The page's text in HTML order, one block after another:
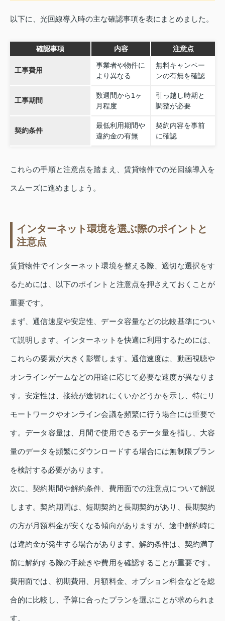
以下に、光回線導入時の主な確認事項を表にまとめました。
確認事項 内容 注意点
工事費用
事業者や物件に
より異なる
無料キャンペー
ンの有無を確認
工事期間
数週間から1ヶ
月程度
引っ越し時期と
調整が必要
契約条件
最低利用期間や
違約金の有無
契約内容を事前
に確認
これらの手順と注意点を踏まえ、賃貸物件での光回線導入を
スムーズに進めましょう。
インターネット環境を選ぶ際のポイントと
注意点
賃貸物件でインターネット環境を整える際、適切な選択をす
るためには、以下のポイントと注意点を押さえておくことが
重要です。
まず、通信速度や安定性、データ容量などの比較基準につい
て説明します。インターネットを快適に利用するためには、
これらの要素が大きく影響します。通信速度は、動画視聴や
オンラインゲームなどの用途に応じて必要な速度が異なりま
す。安定性は、接続が途切れにくいかどうかを示し、特にリ
モートワークやオンライン会議を頻繁に行う場合には重要で
す。データ容量は、月間で使用できるデータ量を指し、大容
量のデータを頻繁にダウンロードする場合には無制限プラン
を検討する必要があります。
次に、契約期間や解約条件、費用面での注意点について解説
します。契約期間は、短期契約と長期契約があり、長期契約
の方が月額料金が安くなる傾向がありますが、途中解約時に
は違約金が発生する場合があります。解約条件は、契約満了
前に解約する際の手続きや費用を確認することが重要です。
費用面では、初期費用、月額料金、オプション料金などを総
合的に比較し、予算に合ったプランを選ぶことが求められま
す。